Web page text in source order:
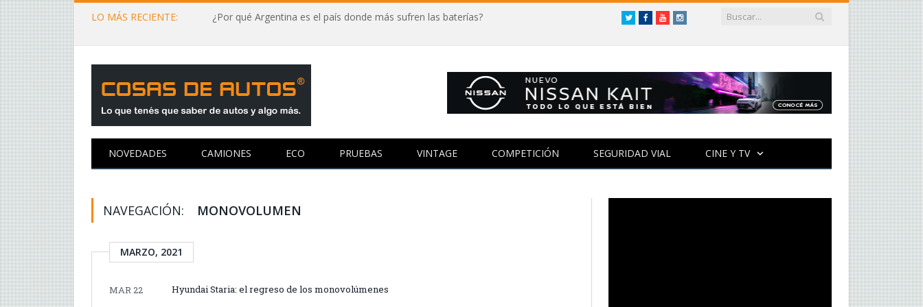
LO MÁS RECIENTE: ¿Por qué Argentina es el país donde más sufren las baterías? TwitterFacebookYouTubeInstagram
NOVEDADES CAMIONES ECO PRUEBAS VINTAGE COMPETICIÓN SEGURIDAD VIAL CINE Y TV
NAVEGACIÓN: MONOVOLUMEN
MARZO, 2021
MAR 22 Hyundai Staria: el regreso de los monovolúmenes